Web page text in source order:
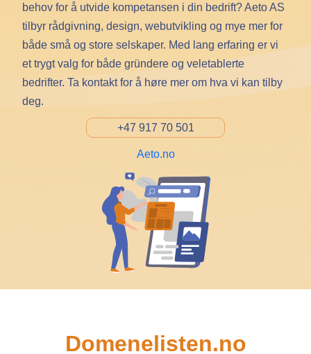
behov for å utvide kompetansen i din bedrift? Aeto AS
tilbyr rådgivning, design, webutvikling og mye mer for
både små og store selskaper. Med lang erfaring er vi
et trygt valg for både gründere og veletablerte
bedrifter. Ta kontakt for å høre mer om hva vi kan tilby
deg.
+47 917 70 501
Aeto.no
Domenelisten.no